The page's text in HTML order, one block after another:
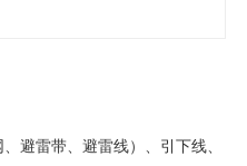
避雷带、避雷线）、引下线、